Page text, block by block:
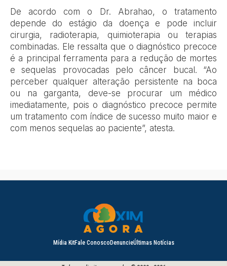
De acordo com o Dr. Abrahao, o tratamento
depende do estágio da doença e pode incluir
cirurgia, radioterapia, quimioterapia ou terapias
combinadas. Ele ressalta que o diagnóstico precoce
é a principal ferramenta para a redução de mortes
e sequelas provocadas pelo câncer bucal. “Ao
perceber qualquer alteração persistente na boca
ou na garganta, deve-se procurar um médico
imediatamente, pois o diagnóstico precoce permite
um tratamento com índice de sucesso muito maior e
com menos sequelas ao paciente”, atesta.
Mídia KitFale Conosco DenuncieÚltimas Notícias